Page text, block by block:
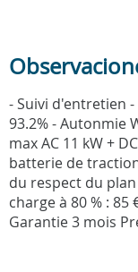
- Suivi d'entretien
93.2% - Autonmie
max AC 11 kW +
batterie de
du respect du
charge à 80 % : 85
Garantie 3 mois